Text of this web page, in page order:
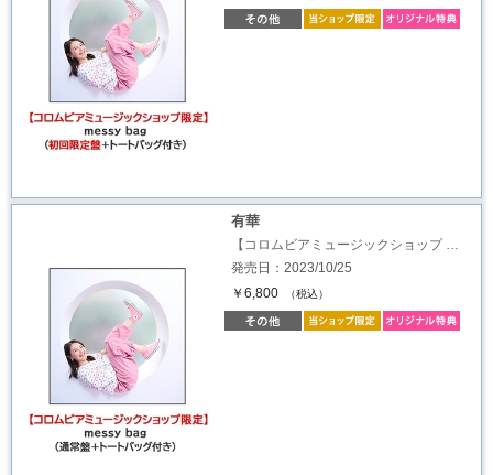
有華
【コロムビアミュージックショップ …
発売日：2023/10/25
￥6,800
（税込）